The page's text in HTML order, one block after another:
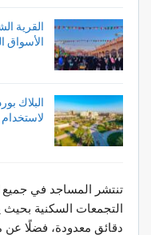
القرية
الأسواق
البلاك
تنتشر المساجد في جميع
التجمعات السكنية
دقائق معدودة، فضلًا عن